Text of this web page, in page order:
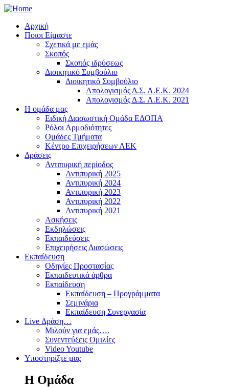
Αρχική
Ποιοι Είμαστε
Σχετικά με εμάς
Σκοπός
Σκοπός ιδρύσεως
Διοικητικό Συμβούλιο
Διοικητικό Συμβούλιο
Απολογισμός Δ.Σ. Λ.Ε.Κ. 2024
Απολογισμός Δ.Σ. Λ.Ε.Κ. 2021
Η ομάδα μας
Ειδική Διασωστική Ομάδα ΕΔΟΠΑ
Ρόλοι Αρμοδιότητες
Ομάδες Τμήματα
Κέντρο Επιχειρήσεων ΛΕΚ
Δράσεις
Αντιπυρική περίοδος
Αντιπυρική 2025
Αντιπυρική 2024
Αντιπυρική 2023
Αντιπυρική 2022
Αντιπυρική 2021
Ασκήσεις
Εκδηλώσεις
Εκπαιδεύσεις
Επιχειρήσεις Διασώσεις
Εκπαίδευση
Οδηγίες Προστασίας
Εκπαιδευτικά άρθρα
Εκπαίδευση
Εκπαίδευση – Προγράμματα
Σεμινάρια
Εκπαίδευση Συνεργασία
Live Δράση…
Μιλούν για εμάς….
Συνεντεύξεις Ομιλίες
Video Youtube
Υποστηρίξτε μας
Η Ομάδα